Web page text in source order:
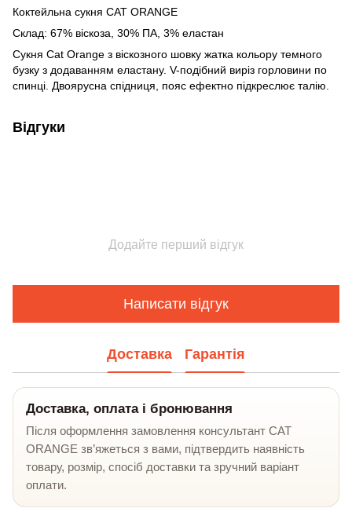
Коктейльна сукня CAT ORANGE
Склад: 67% віскоза, 30% ПА, 3% еластан
Сукня Cat Orange з віскозного шовку жатка кольору темного
бузку з додаванням еластану. V-подібний виріз горловини по
спинці. Двоярусна спідниця, пояс ефектно підкреслює талію.
Відгуки
Додайте перший відгук
Написати відгук
Доставка Гарантія
Доставка, оплата і бронювання
Після оформлення замовлення консультант CAT
ORANGE зв’яжеться з вами, підтвердить наявність
товару, розмір, спосіб доставки та зручний варіант
оплати.